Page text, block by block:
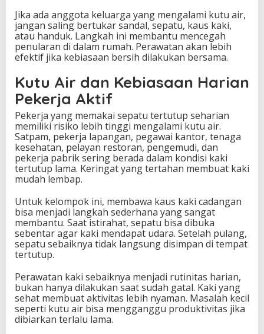
Jika ada anggota keluarga yang mengalami kutu air,
jangan saling bertukar sandal, sepatu, kaus kaki,
atau handuk. Langkah ini membantu mencegah
penularan di dalam rumah. Perawatan akan lebih
efektif jika kebiasaan bersih dilakukan bersama.
Kutu Air dan Kebiasaan Harian
Pekerja Aktif
Pekerja yang memakai sepatu tertutup seharian
memiliki risiko lebih tinggi mengalami kutu air.
Satpam, pekerja lapangan, pegawai kantor, tenaga
kesehatan, pelayan restoran, pengemudi, dan
pekerja pabrik sering berada dalam kondisi kaki
tertutup lama. Keringat yang tertahan membuat kaki
mudah lembap.
Untuk kelompok ini, membawa kaus kaki cadangan
bisa menjadi langkah sederhana yang sangat
membantu. Saat istirahat, sepatu bisa dibuka
sebentar agar kaki mendapat udara. Setelah pulang,
sepatu sebaiknya tidak langsung disimpan di tempat
tertutup.
Perawatan kaki sebaiknya menjadi rutinitas harian,
bukan hanya dilakukan saat sudah gatal. Kaki yang
sehat membuat aktivitas lebih nyaman. Masalah kecil
seperti kutu air bisa mengganggu produktivitas jika
dibiarkan terlalu lama.